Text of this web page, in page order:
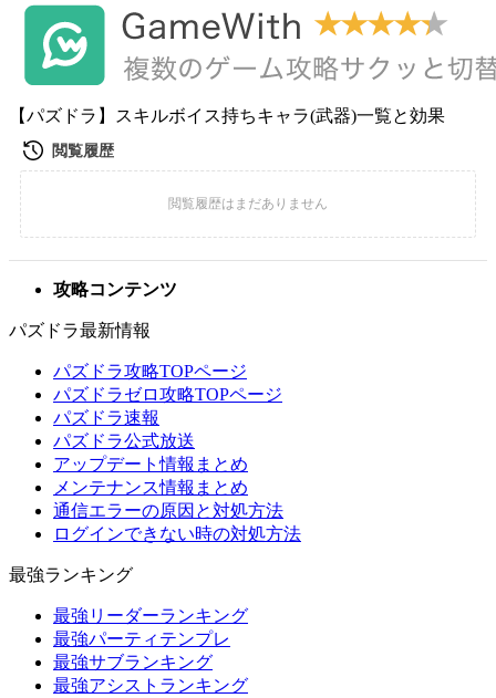
【パズドラ】スキルボイス持ちキャラ(武器)一覧と効果
攻略コンテンツ
パズドラ最新情報
パズドラ攻略TOPページ
パズドラゼロ攻略TOPページ
パズドラ速報
パズドラ公式放送
アップデート情報まとめ
メンテナンス情報まとめ
通信エラーの原因と対処方法
ログインできない時の対処方法
最強ランキング
最強リーダーランキング
最強パーティテンプレ
最強サブランキング
最強アシストランキング